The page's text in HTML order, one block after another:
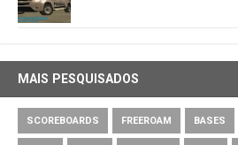
MAIS PESQUISADOS
SCOREBOARDS FREEROAM BASES